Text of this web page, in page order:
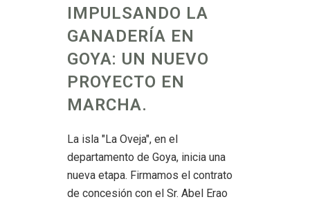
IMPULSANDO LA
GANADERÍA EN
GOYA: UN NUEVO
PROYECTO EN
MARCHA.
La isla "La Oveja", en el
departamento de Goya, inicia una
nueva etapa. Firmamos el contrato
de concesión con el Sr. Abel Erao